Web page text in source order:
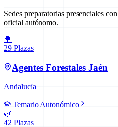
Sedes preparatorias presenciales
oficial autónomo.
🌳
29 Plazas
Agentes Forestales Jaén
Andalucía
Temario Autonómico
🌿
42 Plazas